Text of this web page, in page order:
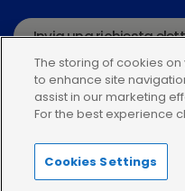
Invia una richiesta
011 3157437
The storing of cookies
to enhance site
assist in our marketing
For the best experience
Cookies Settings